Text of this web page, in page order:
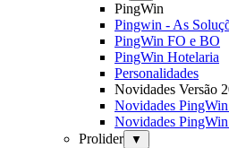
PingWin
Pingwin - As
PingWin FO e BO
PingWin Hotelaria
Personalidades
Novidades Versão
Novidades
Novidades
Prolider
▼